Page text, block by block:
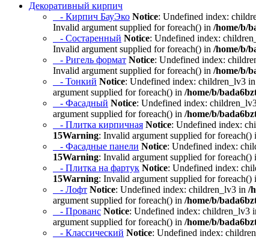
Декоративный кирпич
- Кирпич БауЭко Notice: Undefined index:
Invalid argument supplied for foreach() in /home/b/
- Состаренный Notice: Undefined index:
Invalid argument supplied for foreach() in /home/b/
- Ригель формат Notice: Undefined index:
Invalid argument supplied for foreach() in /home/b/
- Тонкий Notice: Undefined index: children_lv3 in
argument supplied for foreach() in /home/b/
- Фасадный Notice: Undefined index:
argument supplied for foreach() in /home/b/
- Плитка кирпичная Notice: Undefined index:
15Warning: Invalid argument supplied for foreach()
- Фасадные панели Notice: Undefined index:
15Warning: Invalid argument supplied for foreach()
- Плитка на фартук Notice: Undefined index:
15Warning: Invalid argument supplied for foreach()
- Лофт Notice: Undefined index: children_lv3 in /
argument supplied for foreach() in /home/b/
- Прованс Notice: Undefined index: children_lv3
argument supplied for foreach() in /home/b/
- Классический Notice: Undefined index: